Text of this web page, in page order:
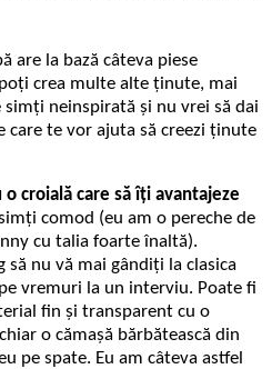
are la bază câteva piese
crea multe alte ținute, mai
neinspirată și nu vrei să dai
care te vor ajuta să creezi ținute
croială care să îți avantajeze
comod (eu am o pereche de
cu talia foarte înaltă).
să nu vă mai gândiți la clasica
vremuri la un interviu. Poate fi
fin și transparent cu o
o cămașă bărbătească din
pe spate. Eu am câteva astfel